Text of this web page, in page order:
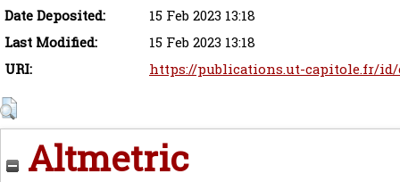
Date Deposited:
15 Feb 2023 13:18
Last Modified:
15 Feb 2023 13:18
URI:
https://publications.ut-capitole.fr/
Altmetric